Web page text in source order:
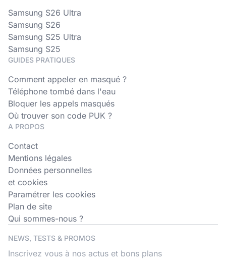
Samsung S26 Ultra
Samsung S26
Samsung S25 Ultra
Samsung S25
GUIDES PRATIQUES
Comment appeler en masqué ?
Téléphone tombé dans l'eau
Bloquer les appels masqués
Où trouver son code PUK ?
A PROPOS
Contact
Mentions légales
Données personnelles
et cookies
Paramétrer les cookies
Plan de site
Qui sommes-nous ?
NEWS, TESTS & PROMOS
Inscrivez vous à nos actus et bons plans